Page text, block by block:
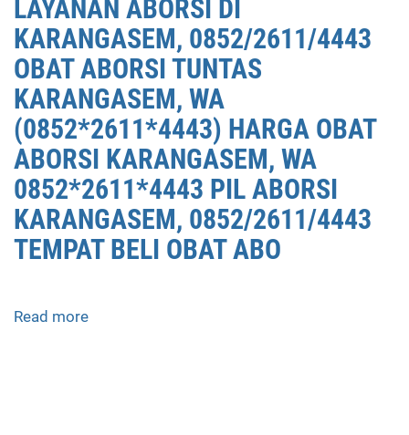
LAYANAN ABORSI DI
KARANGASEM, 0852/2611/4443
OBAT ABORSI TUNTAS
KARANGASEM, WA
(0852*2611*4443) HARGA OBAT
ABORSI KARANGASEM, WA
0852*2611*4443 PIL ABORSI
KARANGASEM, 0852/2611/4443
TEMPAT BELI OBAT ABO
Read more